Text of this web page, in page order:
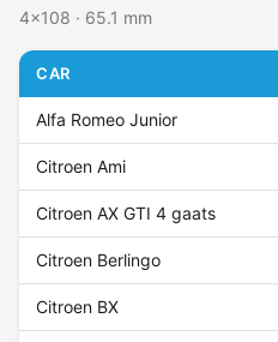
4x108 · 65.1 mm
CAR
Alfa Romeo Junior
Citroen Ami
Citroen AX GTI 4 gaats
Citroen Berlingo
Citroen BX